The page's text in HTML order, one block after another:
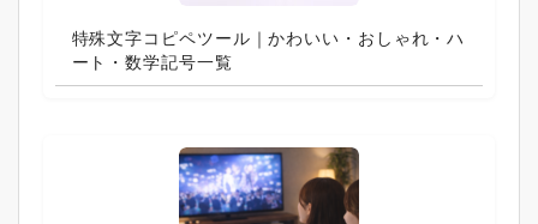
特殊文字コピペツール｜かわいい・おしゃれ・ハ
ート・数学記号一覧